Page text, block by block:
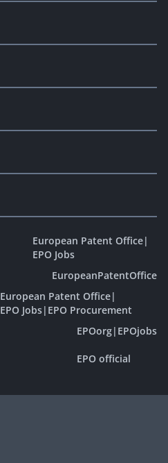
European Patent Office|
EPO Jobs
EuropeanPatentOffice
European Patent Office|
EPO Jobs| EPO Procurement
EPOorg| EPOjobs
EPO official